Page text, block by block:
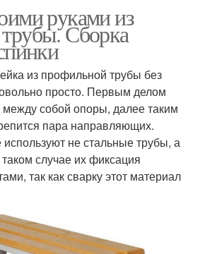
руками из
Сборка
из профильной трубы без
просто. Первым делом
между собой опоры, далее таким
пара направляющих.
используют не стальные трубы, а
случае их фиксация
так как сварку этот материал